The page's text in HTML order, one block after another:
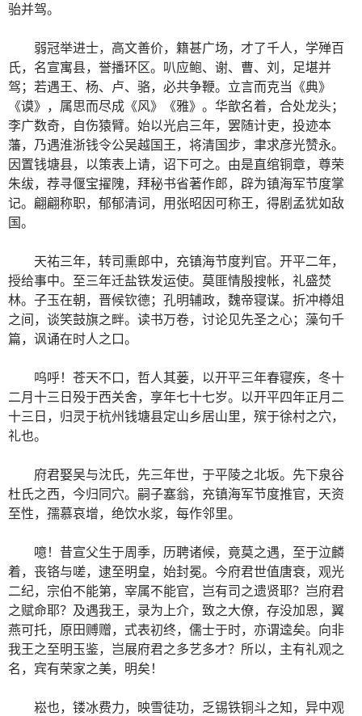
骀并驾。
弱冠举进士，高文善价，籍甚广场，才了千人，学殚百
氏，名宣寓县，誉播环区。叭应鲍、谢、曹、刘，足堪并
驾；若遇王、杨、卢、骆，必共争鞭。立言而克当《典》
《谟》，属思而尽成《风》《雅》。华歆名着，合处龙头；
李广数奇，自伤猿臂。始以光启三年，罢随计吏，投迹本
藩，乃遇淮浙钱令公吴越国王，将清国步，聿求彦光赞永。
因置钱塘县，以策表上请，诏下可之。由是直绾铜章，尊荣
朱绂，荐寻偃宝擢隗，拜秘书省著作郎，辟为镇海军节度掌
记。翩翩称职，郁郁清词，用张昭因可称王，得剧孟犹如敌
国。
天祐三年，转司熏郎中，充镇海节度判官。开平二年，
授给事中。至三年迁盐铁发运使。莫匪情殷搜帐，礼盛焚
林。子玉在朝，晋候钦德；孔明辅政，魏帝寝谋。折冲樽俎
之间，谈笑鼓旗之畔。读书万卷，讨论见先圣之心；藻句千
篇，讽诵在时人之口。
呜呼！苍天不口，哲人其蒌，以开平三年春寝疾，冬十
二月十三日殁于西关舍，享年七十七岁。以开平四年正月二
十三日，归灵于杭州钱塘县定山乡居山里，殡于徐村之穴，
礼也。
府君娶吴与沈氏，先三年世，于平陵之北坂。先下泉谷
杜氏之西，今归同穴。嗣子塞翁，充镇海军节度推官，天资
至性，孺慕哀增，绝饮水浆，每作邻里。
噫！昔宣父生于周季，历聘诸候，竟莫之遇，至于泣麟
着，丧铬与嗟，逮至明皇，始封冕。今府君世值唐衰，观光
二纪，宗伯不能第，宰属不能官，岂有司之遗贤耶？岂府君
之赋命耶？及遇我王，录为上介，致之大僚，存没加恩，翼
燕可托，原田赙赠，式表初终，儒士于时，亦谓逵矣。向非
我王之至明玉鉴，岂展府君之多艺多才？所以，主有礼观之
名，宾有荣家之美，明矣！
崧也，镂冰费力，映雪徒功，乏锡铁铜斗之知，异中观